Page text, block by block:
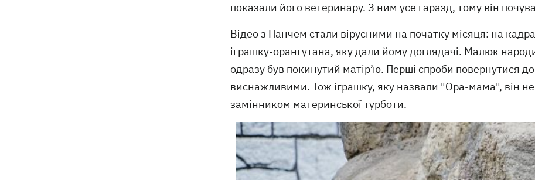
показали його ветеринару. З ним усе гаразд, тому він
Відео з Панчем стали вірусними на початку місяця: на
іграшку-орангутана, яку дали йому доглядачі. Малюк
одразу був покинутий матір’ю. Перші спроби повернутися
виснажливими. Тож іграшку, яку назвали "Ора-мама", він не
замінником материнської турботи.